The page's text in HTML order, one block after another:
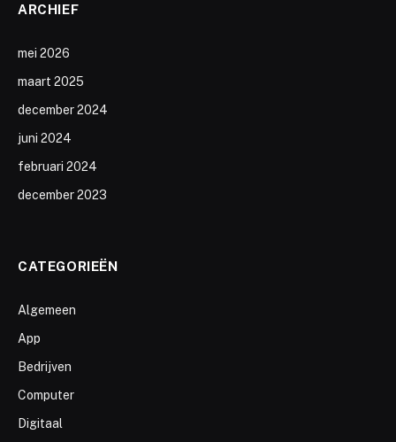
ARCHIEF
mei 2026
maart 2025
december 2024
juni 2024
februari 2024
december 2023
CATEGORIEËN
Algemeen
App
Bedrijven
Computer
Digitaal